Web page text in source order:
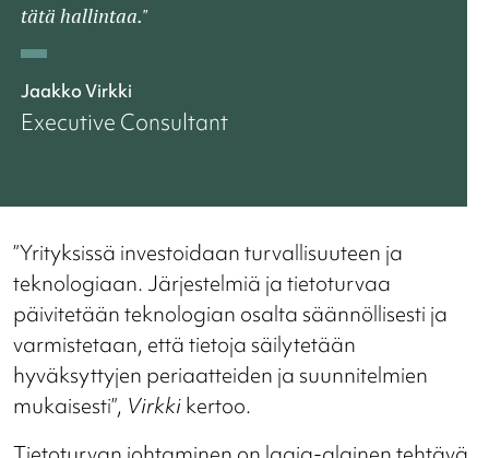
tätä hallintaa."
Jaakko Virkki
Executive Consultant
”Yrityksissä investoidaan turvallisuuteen ja
teknologiaan. Järjestelmiä ja tietoturvaa
päivitetään teknologian osalta säännöllisesti ja
varmistetaan, että tietoja säilytetään
hyväksyttyjen periaatteiden ja suunnitelmien
mukaisesti”, Virkkikertoo.